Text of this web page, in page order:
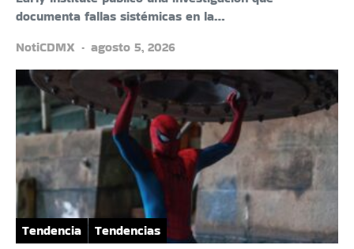
documenta fallas sistémicas en la…
NotiCDMX
agosto 5, 2026
Tendencia Tendencias